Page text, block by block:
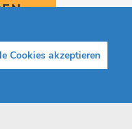
Cookies akzeptieren